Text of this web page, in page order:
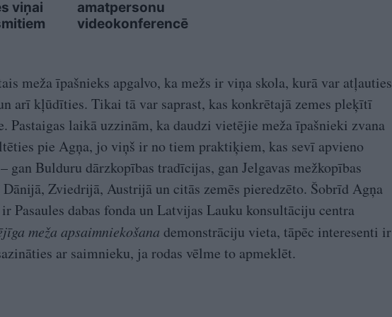
viņai
amatpersonu
videokonferencē
meža īpašnieks apgalvo, ka mežs ir viņa skola, kurā var atļauties
arī kļūdīties. Tikai tā var saprast, kas konkrētajā zemes pleķītī
Pastaigas laikā uzzinām, ka daudzi vietējie meža īpašnieki zvana
pie Agņa, jo viņš ir no tiem praktiķiem, kas sevī apvieno
gan Bulduru dārzkopības tradīcijas, gan Jelgavas mežkopības
Zviedrijā, Austrijā un citās zemēs pieredzēto. Šobrīd Agņa
Pasaules dabas fonda un Latvijas Lauku konsultāciju centra
meža apsaimniekošana demonstrāciju vieta, tāpēc interesenti ir
ar saimnieku, ja rodas vēlme to apmeklēt.